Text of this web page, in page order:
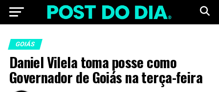
GOIÁS
Daniel Vilela toma posse como
Governador de Goiás na terça-feira